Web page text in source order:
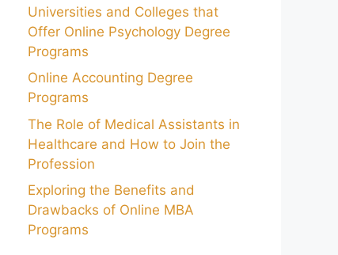
Universities and Colleges that
Offer Online Psychology Degree
Programs
Online Accounting Degree
Programs
The Role of Medical Assistants in
Healthcare and How to Join the
Profession
Exploring the Benefits and
Drawbacks of Online MBA
Programs